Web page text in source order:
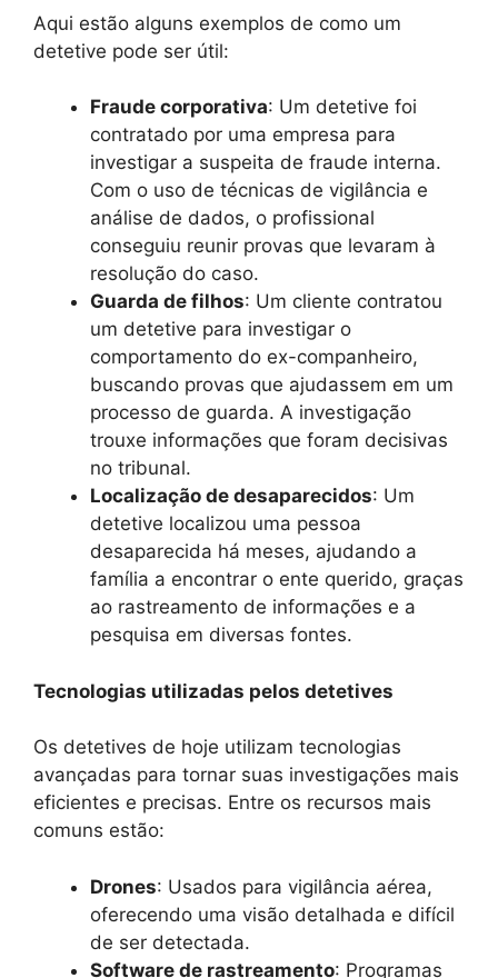
Aqui estão alguns exemplos de como um
detetive pode ser útil:
Fraude corporativa: Um detetive foi
contratado por uma empresa para
investigar a suspeita de fraude interna.
Com o uso de técnicas de vigilância e
análise de dados, o profissional
conseguiu reunir provas que levaram à
resolução do caso.
Guarda de filhos: Um cliente contratou
um detetive para investigar o
comportamento do ex-companheiro,
buscando provas que ajudassem em um
processo de guarda. A investigação
trouxe informações que foram decisivas
no tribunal.
Localização de desaparecidos: Um
detetive localizou uma pessoa
desaparecida há meses, ajudando a
família a encontrar o ente querido, graças
ao rastreamento de informações e a
pesquisa em diversas fontes.
Tecnologias utilizadas pelos detetives
Os detetives de hoje utilizam tecnologias
avançadas para tornar suas investigações mais
eficientes e precisas. Entre os recursos mais
comuns estão:
Drones: Usados para vigilância aérea,
oferecendo uma visão detalhada e difícil
de ser detectada.
Software de rastreamento: Programas